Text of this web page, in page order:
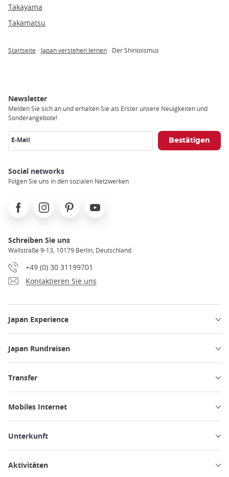
Takayama
Takamatsu
Startseite Japan verstehen lernen Der Shintoismus
Newsletter
Melden Sie sich an und erhalten Sie als Erster unsere Neuigkeiten und
Sonderangebote!
E-Mail
Social networks
Folgen Sie uns in den sozialen Netzwerken
FacebookInstagramPinterest Youtube
Schreiben Sie uns
Wallstraße 9-13, 10179 Berlin, Deutschland
+49 (0) 30 31199701
Kontaktieren Sie uns
Japan Experience
Japan Rundreisen
Transfer
Mobiles Internet
Unterkunft
Aktivitäten